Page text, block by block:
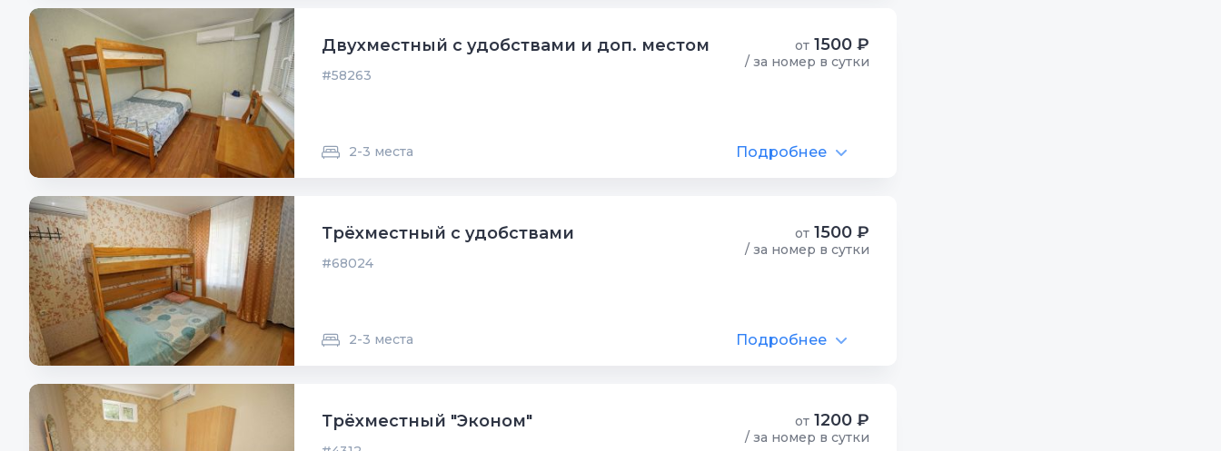
Двухместный с удобствами и доп. местом
#58263
от 1500 ₽
/ за номер в сутки
2-3 места Подробнее
Трёхместный с удобствами
#68024
от 1500 ₽
/ за номер в сутки
2-3 места Подробнее
Трёхместный "Эконом" от 1200 ₽
/ за номер в сутки